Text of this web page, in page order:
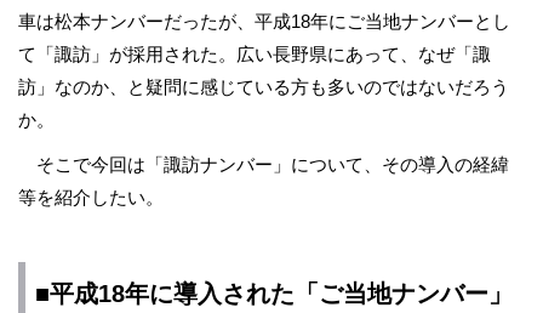
車は松本ナンバーだったが、平成18年にご当地ナンバーとし
て「諏訪」が採用された。広い長野県にあって、なぜ「諏
訪」なのか、と疑問に感じている方も多いのではないだろう
か。
そこで今回は「諏訪ナンバー」について、その導入の経緯
等を紹介したい。
■平成18年に導入された「ご当地ナンバー」